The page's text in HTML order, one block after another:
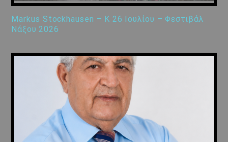
Markus Stockhausen – K 26 Ιουλίου – Φεστιβάλ
Νάξου 2026